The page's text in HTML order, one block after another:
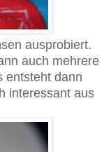
ausprobiert.
auch mehrere
entsteht dann
interessant aus